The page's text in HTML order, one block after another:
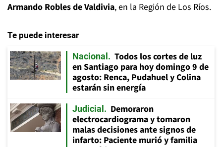
Armando Robles de Valdivia, en la Región de Los Ríos.
Te puede interesar
Nacional
Todos los cortes de luz
en Santiago para hoy domingo 9 de
agosto: Renca, Pudahuel y Colina
estarán sin energía
Judicial
Demoraron
electrocardiograma y tomaron
malas decisiones ante signos de
infarto: Paciente murió y familia